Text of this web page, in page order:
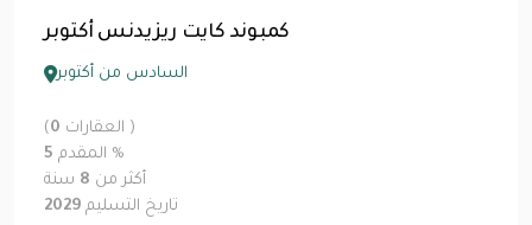
كمبوند كايت ريزيدنس أكتوبر
السادس من أكتوبر
( 0
العقارات )
المقدم 5
%
أكثر من 8 سنة
تاريخ التسليم 2029